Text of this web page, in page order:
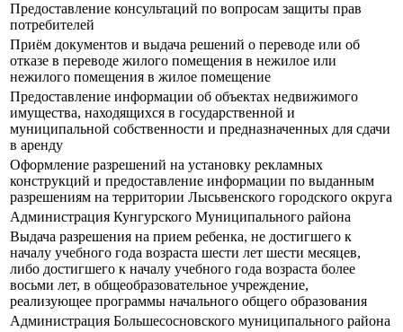
Предоставление консультаций по вопросам защиты прав
потребителей
Приём документов и выдача решений о переводе или об
отказе в переводе жилого помещения в нежилое или
нежилого помещения в жилое помещение
Предоставление информации об объектах недвижимого
имущества, находящихся в государственной и
муниципальной собственности и предназначенных для сдачи
в аренду
Оформление разрешений на установку рекламных
конструкций и предоставление информации по выданным
разрешениям на территории Лысьвенского городского округа
Администрация Кунгурского Муниципального района
Выдача разрешения на прием ребенка, не достигшего к
началу учебного года возраста шести лет шести месяцев,
либо достигшего к началу учебного года возраста более
восьми лет, в общеобразовательное учреждение,
реализующее программы начального общего образования
Администрация Большесосновского муниципального района